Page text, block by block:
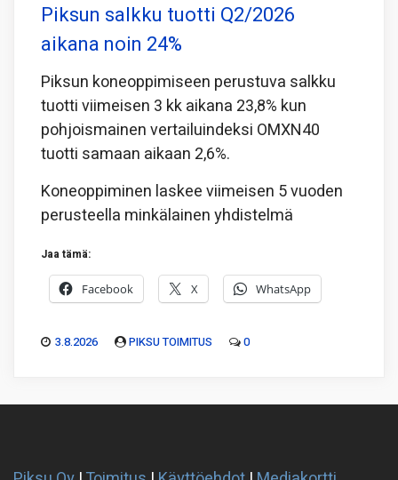
Piksun salkku tuotti Q2/2026
aikana noin 24%
Piksun koneoppimiseen perustuva salkku
tuotti viimeisen 3 kk aikana 23,8% kun
pohjoismainen vertailuindeksi OMXN40
tuotti samaan aikaan 2,6%.
Koneoppiminen laskee viimeisen 5 vuoden
perusteella minkälainen yhdistelmä
Jaa tämä:
Facebook X WhatsApp
3.8.2026 PIKSU TOIMITUS 0